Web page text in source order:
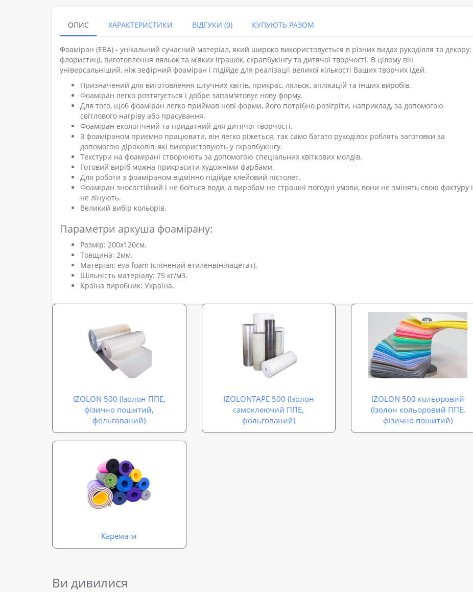
ОПИС ХАРАКТЕРИСТИКИ ВІДГУКИ (0) КУПУЮТЬ РАЗОМ
Фоаміран (ЕВА) - унікальний сучасний матеріал, який широко використовується в різних видах рукоділля та декору:
флористиці, виготовлення ляльок та м'яких іграшок, скрапбукінгу та дитячої творчості. В цілому він
універсальніший, ніж зефірний фоаміран і підійде для реалізації великої кількості Ваших творчих ідей.
Призначений для виготовлення штучних квітів, прикрас, ляльок, аплікацій та інших виробів.
Фоаміран легко розтягується і добре запам'ятовує нову форму.
Для того, щоб фоаміран легко приймав нові форми, його потрібно розігріти, наприклад, за допомогою
світлового нагріву або прасування.
Фоаміран екологічний та придатний для дитячої творчості.
З фоаміраном приємно працювати, він легко ріжеться, так само багато рукоділок роблять заготовки за
допомогою діроколів, які використовують у скрапбукінгу.
Текстури на фоамірані створюють за допомогою спеціальних квіткових молдів.
Готовий виріб можна прикрасити художніми фарбами.
Для роботи з фоаміраном відмінно підійде клейовий пістолет.
Фоаміран зносостійкий і не боїться води, а виробам не страшні погодні умови, вони не змінять свою фактуру і
не лінують.
Великий вибір кольорів.
Параметри аркуша фоамірану:
Розмір: 200х120см.
Товщина: 2мм.
Матеріал: eva foam (спінений етиленвінілацетат).
Щільність матеріалу: 75 кг/м3.
Країна виробник: Україна.
IZOLON 500 (Ізолон ППЕ,
фізично пошитий,
фольгований)
IZOLONTAPE 500 (Ізолон
самоклеючий ППЕ,
фольгований)
IZOLON 500 кольоровий
(Ізолон кольоровий ППЕ,
фізично пошитий)
Каремати
Ви дивилися